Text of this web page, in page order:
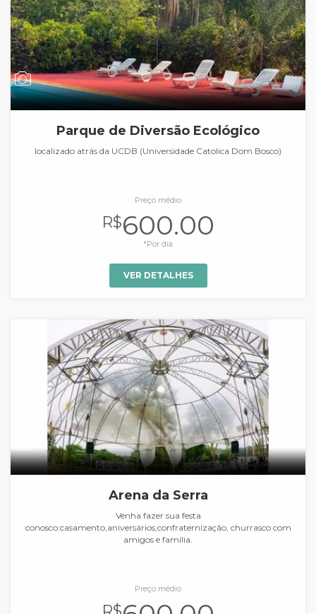
Parque de Diversão Ecológico
localizado atrás da UCDB (Universidade Catolica Dom Bosco)
Preço médio
R$600.00
*Por dia
VER DETALHES
Arena da Serra
Venha fazer sua festa
conosco:casamento,aniversários,confraternização, churrasco com
amigos e família.
Preço médio